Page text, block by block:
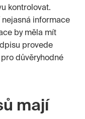
kontrolovat.
nejasná informace
by měla mít
provede
důvěryhodné
mají